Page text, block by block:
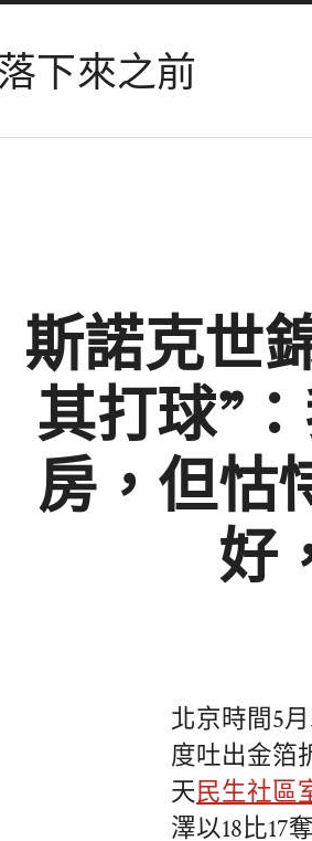
下來之前
斯諾克世
其打球”
房，但怙
好
北京時間5
度吐出金箔
天民生社區
澤以18比17